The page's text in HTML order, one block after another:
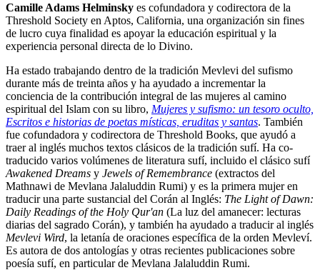
Camille Adams Helminsky es cofundadora y codirectora de la
Threshold Society en Aptos, California, una organización sin fines
de lucro cuya finalidad es apoyar la educación espiritual y la
experiencia personal directa de lo Divino.
Ha estado trabajando dentro de la tradición Mevlevi del sufismo
durante más de treinta años y ha ayudado a incrementar la
conciencia de la contribución integral de las mujeres al camino
espiritual del Islam con su libro, Mujeres y sufismo: un tesoro oculto,
Escritos e historias de poetas místicas, eruditas y santas. También
fue cofundadora y codirectora de Threshold Books, que ayudó a
traer al inglés muchos textos clásicos de la tradición sufí. Ha co-
traducido varios volúmenes de literatura sufí, incluido el clásico sufí
Awakened Dreams y Jewels of Remembrance (extractos del
Mathnawi de Mevlana Jalaluddin Rumi) y es la primera mujer en
traducir una parte sustancial del Corán al Inglés: The Light of Dawn:
Daily Readings of the Holy Qur'an (La luz del amanecer: lecturas
diarias del sagrado Corán), y también ha ayudado a traducir al inglés
Mevlevi Wird, la letanía de oraciones específica de la orden Mevleví.
Es autora de dos antologías y otras recientes publicaciones sobre
poesía sufí, en particular de Mevlana Jalaluddin Rumi.